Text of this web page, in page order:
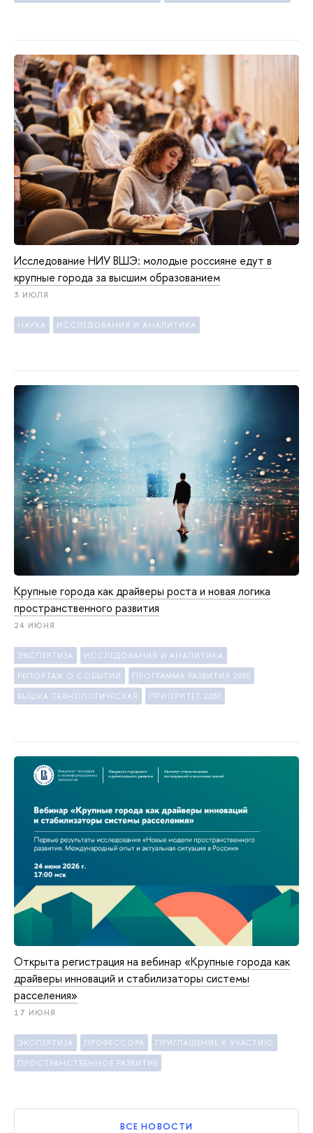
Исследование НИУ ВШЭ: молодые россияне едут в
крупные города за высшим образованием
3 ИЮЛЯ
НАУКА ИССЛЕДОВАНИЯ И АНАЛИТИКА
Крупные города как драйверы роста и новая логика
пространственного развития
24 ИЮНЯ
ЭКСПЕРТИЗА ИССЛЕДОВАНИЯ И АНАЛИТИКА
РЕПОРТАЖ О СОБЫТИИ ПРОГРАММА РАЗВИТИЯ 2030
ВЫШКА ТЕХНОЛОГИЧЕСКАЯ ПРИОРИТЕТ 2030
Открыта регистрация на вебинар «Крупные города как
драйверы инноваций и стабилизаторы системы
расселения»
17 ИЮНЯ
ЭКСПЕРТИЗА ПРОФЕССОРА ПРИГЛАШЕНИЕ К УЧАСТИЮ
ПРОСТРАНСТВЕННОЕ РАЗВИТИЕ
ВСЕ НОВОСТИ